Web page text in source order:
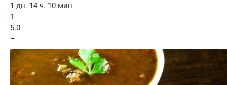
1 дн. 14 ч. 10 мин
1
5.0
–